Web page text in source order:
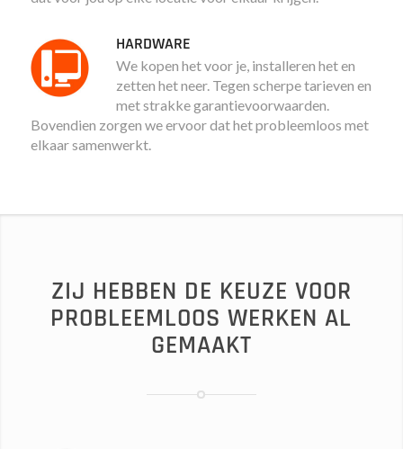
HARDWARE
We kopen het voor je, installeren het en
zetten het neer. Tegen scherpe tarieven en
met strakke garantievoorwaarden.
Bovendien zorgen we ervoor dat het probleemloos met
elkaar samenwerkt.
ZIJ HEBBEN DE KEUZE VOOR
PROBLEEMLOOS WERKEN AL
GEMAAKT